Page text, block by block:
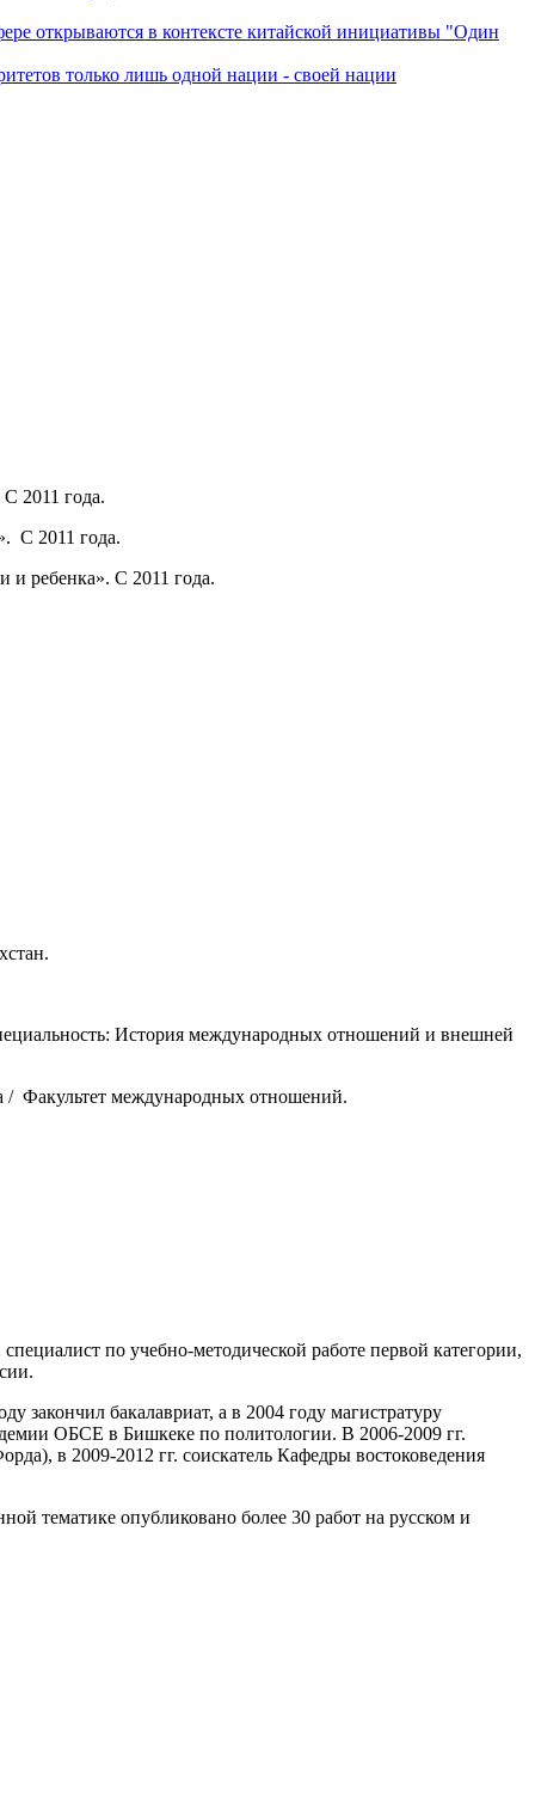
открываются в контексте китайской инициативы "Один
только лишь одной нации - своей нации
2011 года.
C 2011 года.
ребенка». C 2011 года.
История международных отношений и внешней
Факультет международных отношений.
по учебно-методической работе первой категории,
закончил бакалавриат, а в 2004 году магистратуру
ОБСЕ в Бишкеке по политологии. В 2006-2009 гг.
в 2009-2012 гг. соискатель Кафедры востоковедения
тематике опубликовано более 30 работ на русском и